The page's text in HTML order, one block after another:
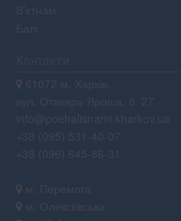
В’єтнам
Балі
61072 м. Харків,
вул. Отакара Яроша, б. 27
info@poehalisnami.kharkov.ua
+38 (095) 531-40-07
+38 (096) 645-86-31
м. Перемога
м. Олексіївська